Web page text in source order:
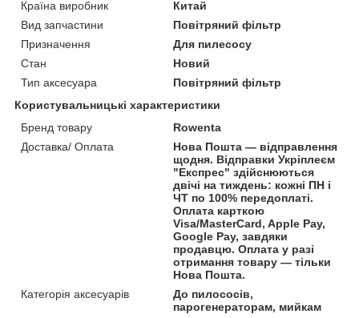
Країна виробник
Китай
Вид запчастини
Повітряний фільтр
Призначення
Для пилесосу
Стан
Новий
Тип аксесуара
Повітряний фільтр
Користувальницькі характеристики
Бренд товару
Rowenta
Доставка/ Оплата
Нова Пошта — відправлення
щодня. Відправки Укріплеєм
"Експрес" здійснюються
двічі на тиждень: кожні ПН і
ЧТ по 100% передоплаті.
Оплата карткою
Visa/MasterCard, Apple Pay,
Google Pay, завдяки
продавцю. Оплата у разі
отримання товару — тільки
Нова Пошта.
Категорія аксесуарів
До пилососів,
парогенераторам, мийкам